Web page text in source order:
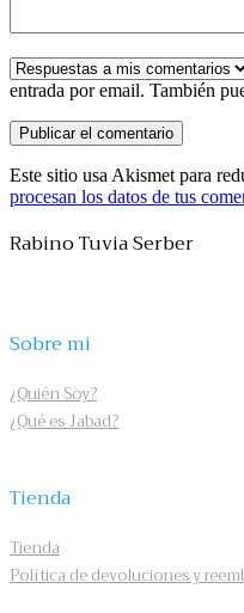
entrada por email. También
Este sitio usa Akismet para
procesan los datos de tus
Rabino Tuvia Serber
Sobre mi
¿Quién Soy?
¿Qué es Jabad?
Tienda
Tienda
Política de devoluciones y